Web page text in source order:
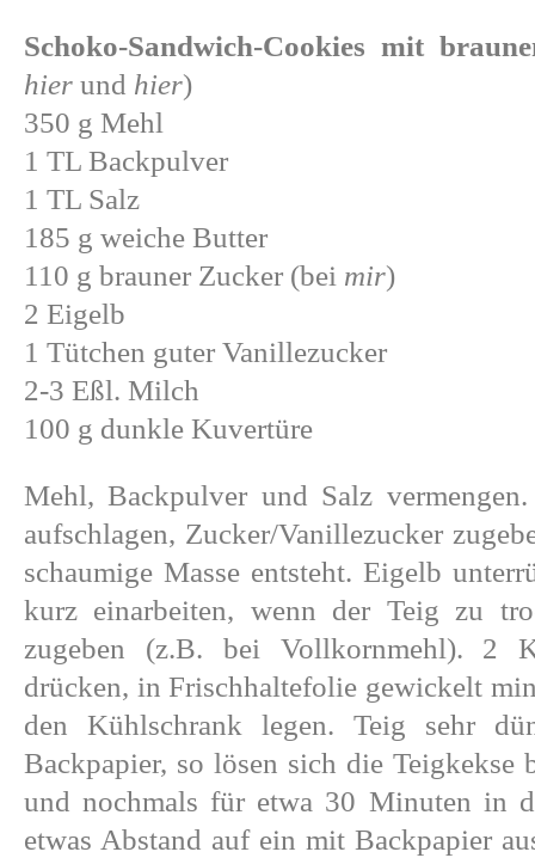
Schoko-Sandwich-Cookies mit
hier und hier)
350 g Mehl
1 TL Backpulver
1 TL Salz
185 g weiche Butter
110 g brauner Zucker (bei mir)
2 Eigelb
1 Tütchen guter Vanillezucker
2-3 Eßl. Milch
100 g dunkle Kuvertüre
Mehl, Backpulver und Salz
aufschlagen, Zucker/Vanillezucker
schaumige Masse entsteht. Eigelb
kurz einarbeiten, wenn der Teig zu
zugeben (z.B. bei Vollkornmehl). 2
drücken, in Frischhaltefolie gewickelt
den Kühlschrank legen. Teig sehr
Backpapier, so lösen sich die Teigkekse
und nochmals für etwa 30 Minuten in
etwas Abstand auf ein mit Backpapier